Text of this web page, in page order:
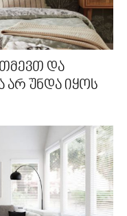
და
არ უნდა იყოს